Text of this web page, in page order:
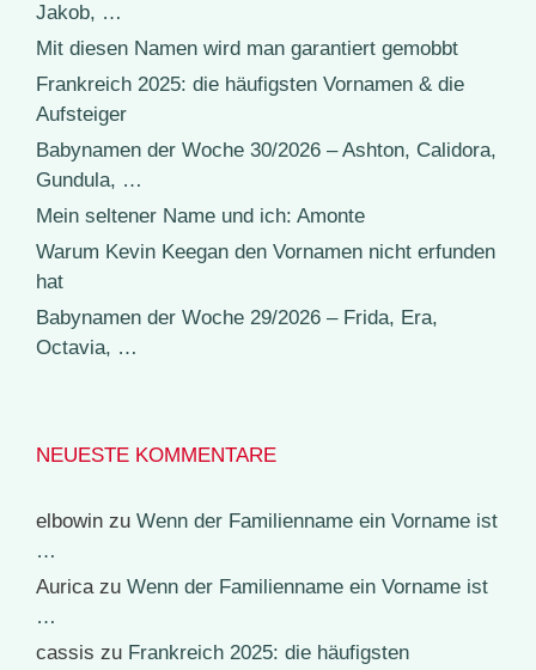
Jakob, …
Mit diesen Namen wird man garantiert gemobbt
Frankreich 2025: die häufigsten Vornamen & die
Aufsteiger
Babynamen der Woche 30/2026 – Ashton, Calidora,
Gundula, …
Mein seltener Name und ich: Amonte
Warum Kevin Keegan den Vornamen nicht erfunden
hat
Babynamen der Woche 29/2026 – Frida, Era,
Octavia, …
NEUESTE KOMMENTARE
elbowin zu Wenn der Familienname ein Vorname ist
…
Auricazu Wenn der Familienname ein Vorname ist
…
cassis zu Frankreich 2025: die häufigsten